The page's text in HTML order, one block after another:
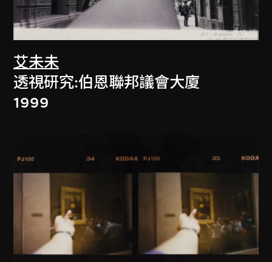
艾未未
透視研究:伯恩聯邦議會大廈
1999